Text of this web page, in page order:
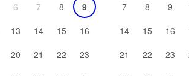
6 7 8
9
13 14 15
16
20 21 22
23
7
8 9
14
15 16
21
22 23